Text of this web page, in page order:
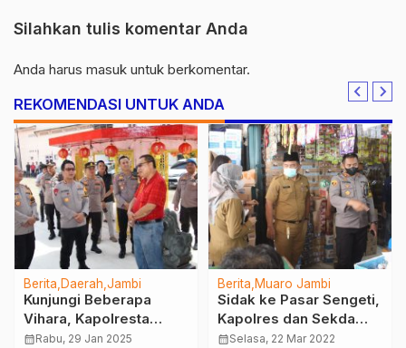
Silahkan tulis komentar Anda
Anda harus masuk untuk berkomentar.
REKOMENDASI UNTUK ANDA
Berita Daerah Jambi
Kunjungi Beberapa
Vihara, Kapolresta
Jambi Pastikan Situasi
calendar_monthRabu, 29 Jan 2025
Berita Muaro Jambi
Sidak ke Pasar Sengeti,
Kapolres dan Sekda
Cek Ketersediaan
calendar_monthSelasa, 22 Mar 2022